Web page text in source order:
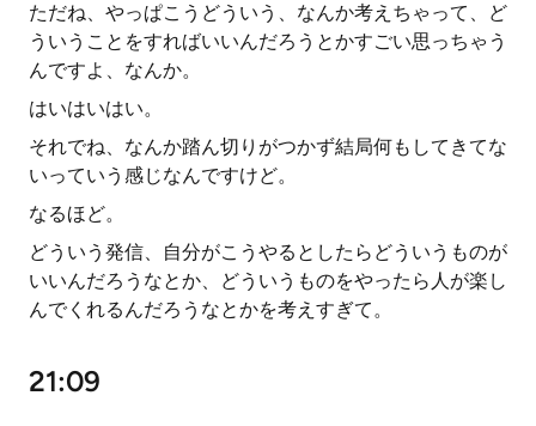
ただね、やっぱこうどういう、なんか考えちゃって、ど
ういうことをすればいいんだろうとかすごい思っちゃう
んですよ、なんか。
はいはいはい。
それでね、なんか踏ん切りがつかず結局何もしてきてな
いっていう感じなんですけど。
なるほど。
どういう発信、自分がこうやるとしたらどういうものが
いいんだろうなとか、どういうものをやったら人が楽し
んでくれるんだろうなとかを考えすぎて。
21:09